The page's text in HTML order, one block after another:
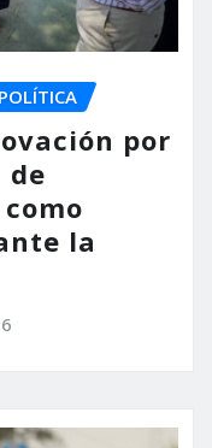
POLÍTICA
por
de
la